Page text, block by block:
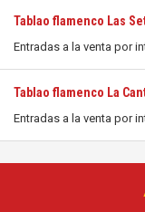
Tablao flamenco Las
Entradas a la venta por
Tablao flamenco La
Entradas a la venta por